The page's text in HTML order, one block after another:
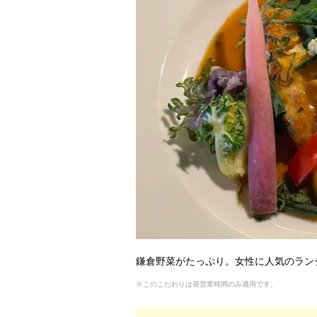
鎌倉野菜がたっぷり。女性に人気のラン
※このこだわりは昼営業時間のみ適用です。